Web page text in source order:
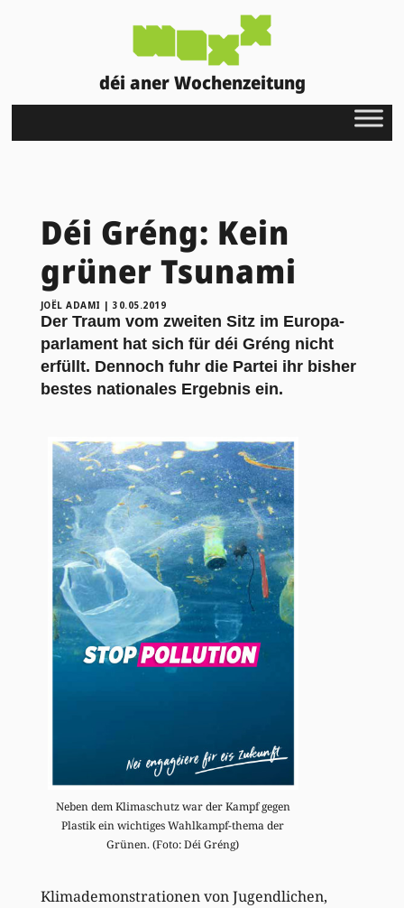
déi aner Wochenzeitung
Déi Gréng: Kein
grüner Tsunami
JOËL ADAMI |30.05.2019
Der Traum vom zweiten Sitz im Europa-
parlament hat sich für déi Gréng nicht
erfüllt. Dennoch fuhr die Partei ihr bisher
bestes nationales Ergebnis ein.
Neben dem Klimaschutz war der Kampf gegen
Plastik ein wichtiges Wahlkampf-thema der
Grünen. (Foto: Déi Gréng)
Klimademonstrationen von Jugendlichen,